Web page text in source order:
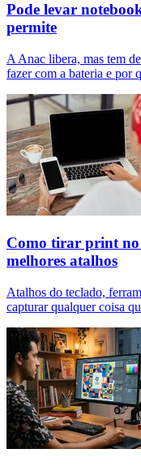
Pode levar
permite
A Anac libera, mas tem
fazer com a bateria e por
Como tirar print no
melhores atalhos
Atalhos do teclado,
capturar qualquer coisa